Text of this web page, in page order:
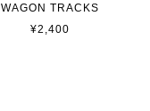
WAGON TRACKS
¥2,400